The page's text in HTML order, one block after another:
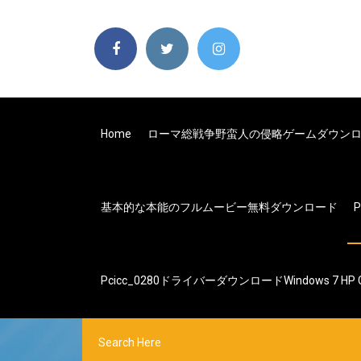
Home ローマ総戦争野蛮人の侵略ゲームダウン
基本的な本能のフルムービー無料ダウンロード
Pcicc_0280ドライバーダウンロードWindows 7 HP